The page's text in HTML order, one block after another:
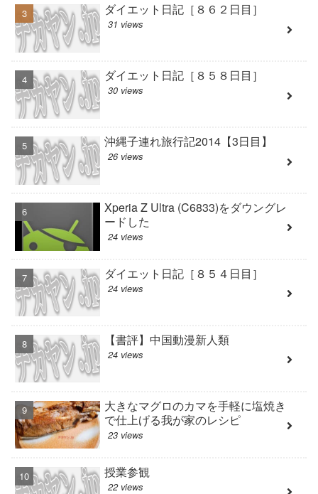
ダイエット日記［８６２日目］
31 views
ダイエット日記［８５８日目］
30 views
沖縄子連れ旅行記2014【3日目】
26 views
Xperia Z Ultra (C6833)をダウングレ
ードした
24 views
ダイエット日記［８５４日目］
24 views
【書評】中国動漫新人類
24 views
大きなマグロのカマを手軽に塩焼き
で仕上げる我が家のレシピ
23 views
授業参観
22 views